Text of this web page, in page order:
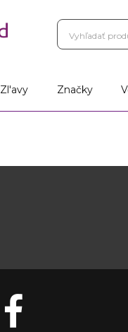
Zl'avy Značky